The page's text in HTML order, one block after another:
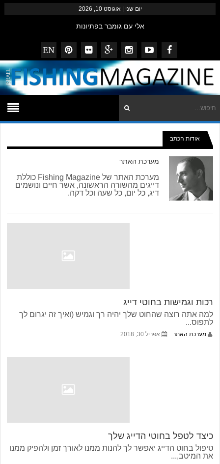
יום שני | אוגוסט 10, 2026
אלי עם גומבר בפתיונות
שלמה מצוות המזרזרים הצפוני בסיפתח למקל החדש
דייגי המגזין – נובמבר 2014
striped bass עם פופרים ופנסילים
ביבי נצפה מזרזר באילת
EN
אודות הכתב
מערכת האתר
מערכת האתר של Fishing Magazine כוללת
דייגים מהשורה הראשונה, אשר חיים ונושמים
דיג, כל יום, כל שעה וכל דקה.
רכות וגמישות בחוטי דייג
למה אתה רוצה שהחוט שלך יהיה רך וגמיש (ואיך זה יגרום לך
לתפוס...
מערכת האתר אפריל 30, 2018
כיצד לטפל בחוטי הדייג שלך
טיפול בחוט הדייג יאפשר לך להנות ממנו לאורך זמן ולהפיק ממנו
את המיטב,...